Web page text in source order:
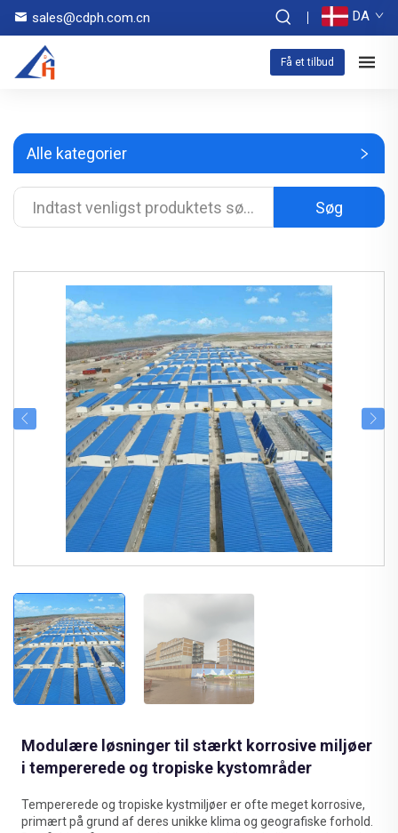
sales@cdph.com.cn DA
Få et tilbud
Alle kategorier
Søg
Modulære løsninger til stærkt korrosive miljøer
i tempererede og tropiske kystområder
Tempererede og tropiske kystmiljøer er ofte meget korrosive,
primært på grund af deres unikke klima og geografiske forhold.